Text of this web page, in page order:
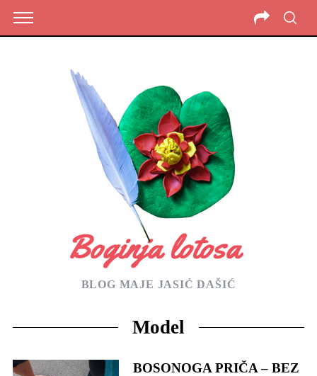
BLOG MAJE JASIĆ DAŠIĆ
Model
BOSONOGA PRIČA – BEZ